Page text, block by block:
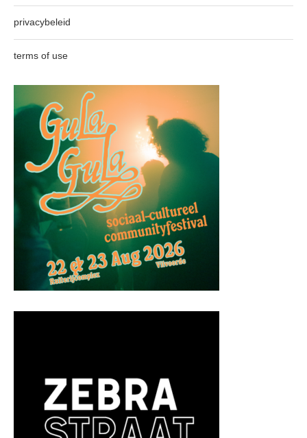
privacybeleid
terms of use